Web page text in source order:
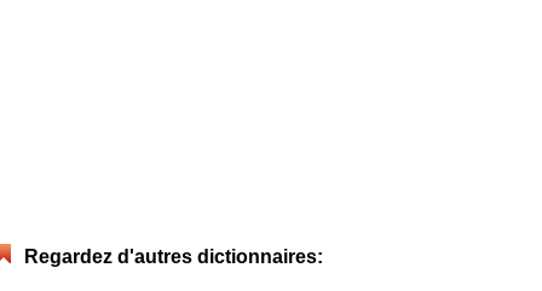
Regardez d'autres dictionnaires: